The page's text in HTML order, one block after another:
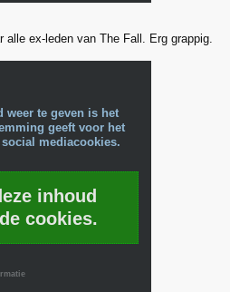
alle ex-leden van The Fall. Erg grappig.
weer te geven is het
geeft voor het
mediacookies.
inhoud
cookies.